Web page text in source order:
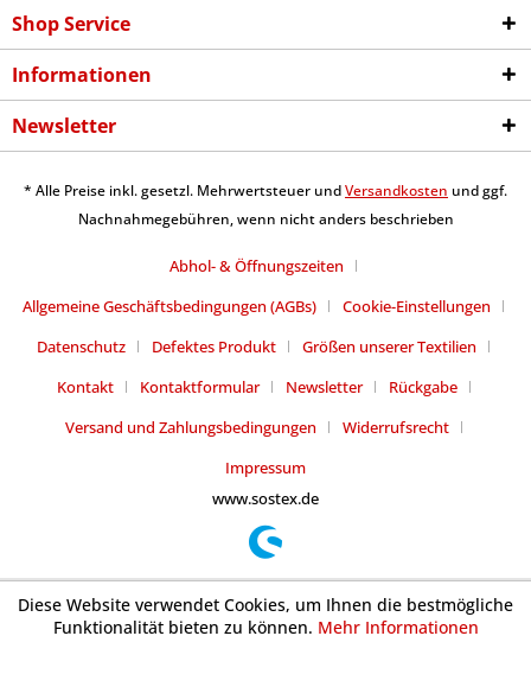
Shop Service
Informationen
Newsletter
* Alle Preise inkl. gesetzl. Mehrwertsteuer undVersandkosten und ggf.
Nachnahmegebühren, wenn nicht anders beschrieben
Abhol- & Öffnungszeiten
Allgemeine Geschäftsbedingungen (AGBs)
Cookie-Einstellungen
Datenschutz
Defektes Produkt
Größen unserer Textilien
Kontakt
Kontaktformular Newsletter
Rückgabe
Versand und Zahlungsbedingungen
Widerrufsrecht
Impressum
www.sostex.de
Diese Website verwendet Cookies, um Ihnen die bestmögliche
Funktionalität bieten zu können. Mehr Informationen